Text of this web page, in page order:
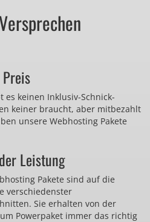
es keinen Inklusiv-Schnick-
keiner braucht, aber mitbezahlt
unsere Webhosting Pakete
Leistung
Pakete sind auf die
verschiedenster
Sie erhalten von der
Powerpaket immer das richtig